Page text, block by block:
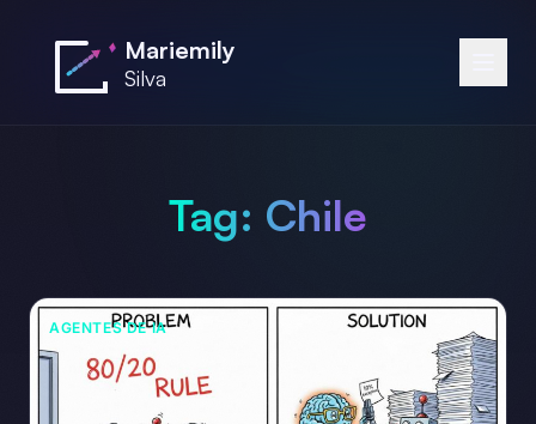
Mariemily
Silva
Tag: Chile
AGENTES DE IA